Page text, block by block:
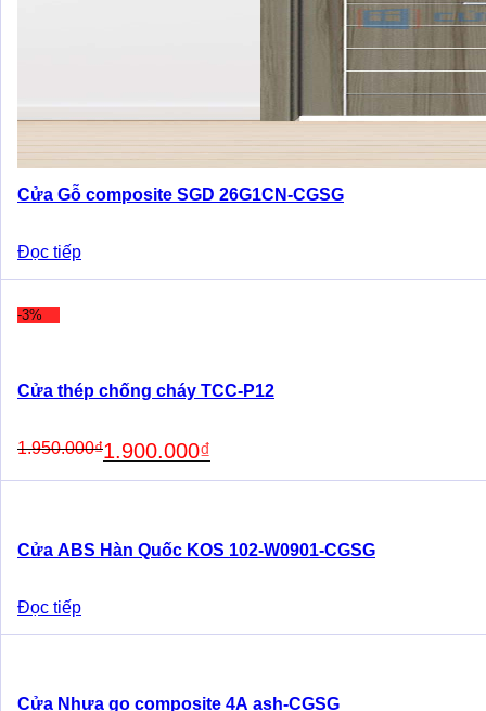
Cửa Gỗ composite SGD 26G1CN-CGSG
Đọc tiếp
-3%
Cửa thép chống cháy TCC-P12
1.950.000₫
price
was:
1.900.000₫
price
is:
Cửa ABS Hàn Quốc KOS 102-W0901-CGSG
Đọc tiếp
Cửa Nhựa go composite 4A ash-CGSG